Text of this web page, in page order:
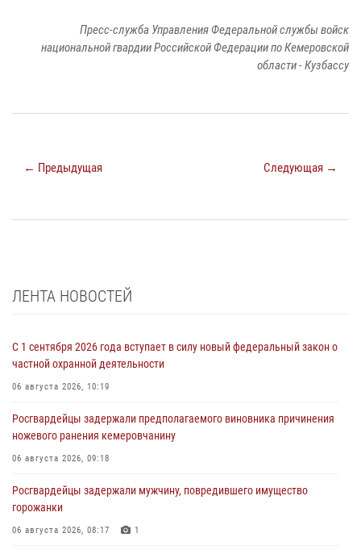
Пресс-служба Управления Федеральной службы войск
национальной гвардии Российской Федерации по Кемеровской
области - Кузбассу
← Предыдущая Следующая →
ЛЕНТА НОВОСТЕЙ
С 1 сентября 2026 года вступает в силу новый федеральный закон о
частной охранной деятельности
06 августа 2026, 10:19
Росгвардейцы задержали предполагаемого виновника причинения
ножевого ранения кемеровчанину
06 августа 2026, 09:18
Росгвардейцы задержали мужчину, повредившего имущество
горожанки
06 августа 2026, 08:17 1